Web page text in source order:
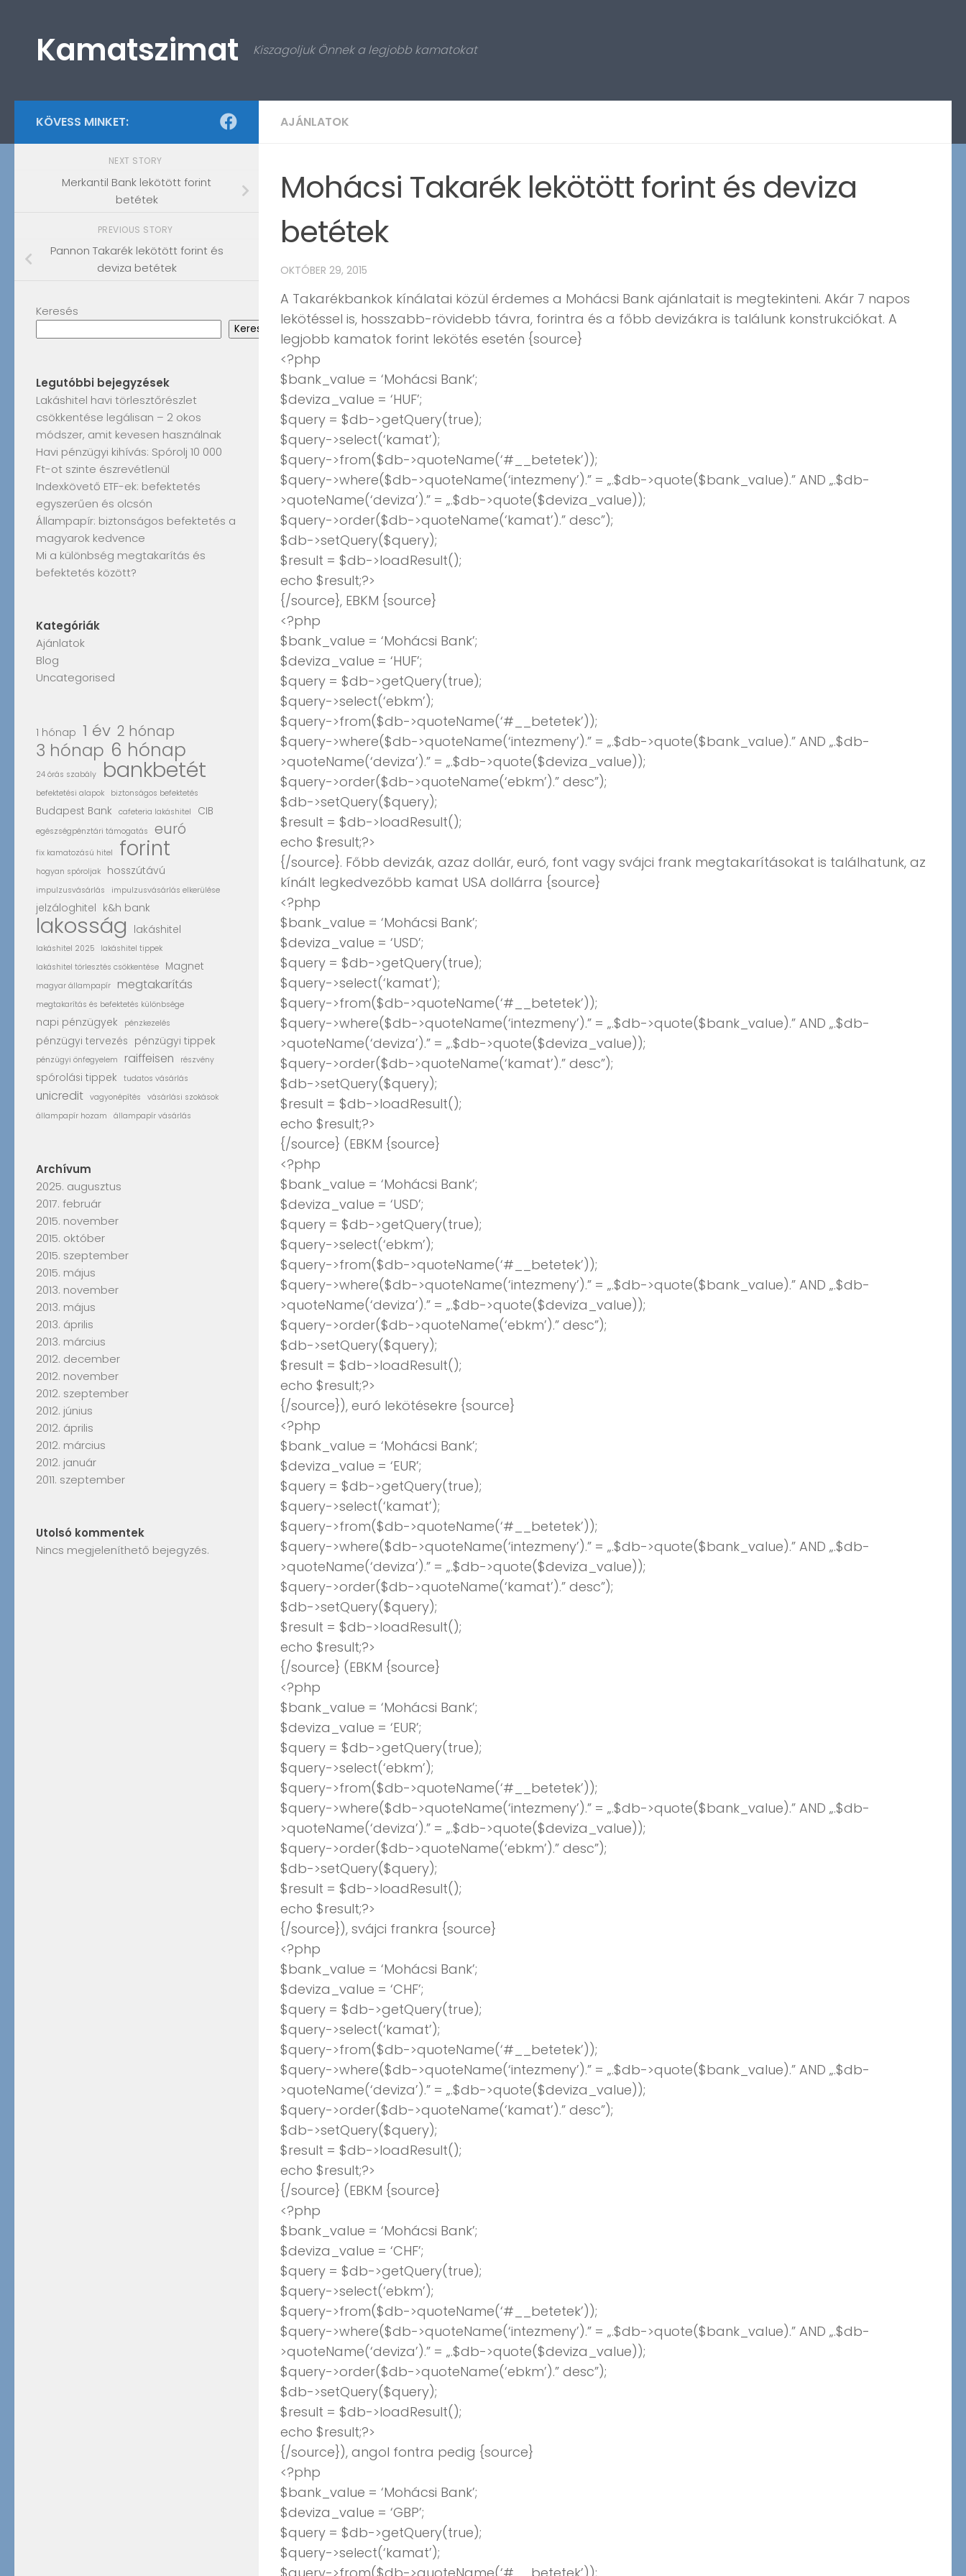
Kamatszimat Kiszagoljuk Önnek a legjobb kamatokat
AJÁNLATOK
Mohácsi Takarék lekötött forint és deviza
betétek
OKTÓBER 29, 2015
A Takarékbankok kínálatai közül érdemes a Mohácsi Bank ajánlatait is megtekinteni. Akár 7 napos
lekötéssel is, hosszabb-rövidebb távra, forintra és a főbb devizákra is találunk konstrukciókat. A
legjobb kamatok forint lekötés esetén {source}
<?php
$bank_value = ‘Mohácsi Bank’;
$deviza_value = ‘HUF’;
$query = $db->getQuery(true);
$query->select(‘kamat’);
$query->from($db->quoteName(‘#__betetek’));
$query->where($db->quoteName(‘intezmeny’).” = „.$db->quote($bank_value).” AND „.$db-
>quoteName(‘deviza’).” = „.$db->quote($deviza_value));
$query->order($db->quoteName(‘kamat’).” desc”);
$db->setQuery($query);
$result = $db->loadResult();
echo $result;?>
{/source}, EBKM {source}
<?php
$bank_value = ‘Mohácsi Bank’;
$deviza_value = ‘HUF’;
$query = $db->getQuery(true);
$query->select(‘ebkm’);
$query->from($db->quoteName(‘#__betetek’));
$query->where($db->quoteName(‘intezmeny’).” = „.$db->quote($bank_value).” AND „.$db-
>quoteName(‘deviza’).” = „.$db->quote($deviza_value));
$query->order($db->quoteName(‘ebkm’).” desc”);
$db->setQuery($query);
$result = $db->loadResult();
echo $result;?>
{/source}. Főbb devizák, azaz dollár, euró, font vagy svájci frank megtakarításokat is találhatunk, az
kínált legkedvezőbb kamat USA dollárra {source}
<?php
$bank_value = ‘Mohácsi Bank’;
$deviza_value = ‘USD’;
$query = $db->getQuery(true);
$query->select(‘kamat’);
$query->from($db->quoteName(‘#__betetek’));
$query->where($db->quoteName(‘intezmeny’).” = „.$db->quote($bank_value).” AND „.$db-
>quoteName(‘deviza’).” = „.$db->quote($deviza_value));
$query->order($db->quoteName(‘kamat’).” desc”);
$db->setQuery($query);
$result = $db->loadResult();
echo $result;?>
{/source} (EBKM {source}
<?php
$bank_value = ‘Mohácsi Bank’;
$deviza_value = ‘USD’;
$query = $db->getQuery(true);
$query->select(‘ebkm’);
$query->from($db->quoteName(‘#__betetek’));
$query->where($db->quoteName(‘intezmeny’).” = „.$db->quote($bank_value).” AND „.$db-
>quoteName(‘deviza’).” = „.$db->quote($deviza_value));
$query->order($db->quoteName(‘ebkm’).” desc”);
$db->setQuery($query);
$result = $db->loadResult();
echo $result;?>
{/source}), euró lekötésekre {source}
<?php
$bank_value = ‘Mohácsi Bank’;
$deviza_value = ‘EUR’;
$query = $db->getQuery(true);
$query->select(‘kamat’);
$query->from($db->quoteName(‘#__betetek’));
$query->where($db->quoteName(‘intezmeny’).” = „.$db->quote($bank_value).” AND „.$db-
>quoteName(‘deviza’).” = „.$db->quote($deviza_value));
$query->order($db->quoteName(‘kamat’).” desc”);
$db->setQuery($query);
$result = $db->loadResult();
echo $result;?>
{/source} (EBKM {source}
<?php
$bank_value = ‘Mohácsi Bank’;
$deviza_value = ‘EUR’;
$query = $db->getQuery(true);
$query->select(‘ebkm’);
$query->from($db->quoteName(‘#__betetek’));
$query->where($db->quoteName(‘intezmeny’).” = „.$db->quote($bank_value).” AND „.$db-
>quoteName(‘deviza’).” = „.$db->quote($deviza_value));
$query->order($db->quoteName(‘ebkm’).” desc”);
$db->setQuery($query);
$result = $db->loadResult();
echo $result;?>
{/source}), svájci frankra {source}
<?php
$bank_value = ‘Mohácsi Bank’;
$deviza_value = ‘CHF’;
$query = $db->getQuery(true);
$query->select(‘kamat’);
$query->from($db->quoteName(‘#__betetek’));
$query->where($db->quoteName(‘intezmeny’).” = „.$db->quote($bank_value).” AND „.$db-
>quoteName(‘deviza’).” = „.$db->quote($deviza_value));
$query->order($db->quoteName(‘kamat’).” desc”);
$db->setQuery($query);
$result = $db->loadResult();
echo $result;?>
{/source} (EBKM {source}
<?php
$bank_value = ‘Mohácsi Bank’;
$deviza_value = ‘CHF’;
$query = $db->getQuery(true);
$query->select(‘ebkm’);
$query->from($db->quoteName(‘#__betetek’));
$query->where($db->quoteName(‘intezmeny’).” = „.$db->quote($bank_value).” AND „.$db-
>quoteName(‘deviza’).” = „.$db->quote($deviza_value));
$query->order($db->quoteName(‘ebkm’).” desc”);
$db->setQuery($query);
$result = $db->loadResult();
echo $result;?>
{/source}), angol fontra pedig {source}
<?php
$bank_value = ‘Mohácsi Bank’;
$deviza_value = ‘GBP’;
$query = $db->getQuery(true);
$query->select(‘kamat’);
KÖVESS MINKET:
NEXT STORY
Merkantil Bank lekötött forint
betétek
PREVIOUS STORY
Pannon Takarék lekötött forint és
deviza betétek
Keresés
Keresés
Legutóbbi bejegyzések
Lakáshitel havi törlesztőrészlet
csökkentése legálisan – 2 okos
módszer, amit kevesen használnak
Havi pénzügyi kihívás: Spórolj 10 000
Ft-ot szinte észrevétlenül
Indexkövető ETF-ek: befektetés
egyszerűen és olcsón
Állampapír: biztonságos befektetés a
magyarok kedvence
Mi a különbség megtakarítás és
befektetés között?
Kategóriák
Ajánlatok
Blog
Uncategorised
1 hónap 1 év 2 hónap
3 hónap 6 hónap
24 órás szabály bankbetét
befektetési alapok biztonságos befektetés
Budapest Bank cafeteria lakáshitel CIB
egészségpénztári támogatás euró
fix kamatozású hitel forint
hogyan spóroljak hosszútávú
impulzusvásárlás impulzusvásárlás elkerülése
jelzáloghitel k&h bank
lakosság lakáshitel
lakáshitel 2025
lakáshitel tippek
lakáshitel törlesztés csökkentése
Magnet
magyar állampapír megtakarítás
megtakarítás és befektetés különbsége
napi pénzügyek pénzkezelés
pénzügyi tervezés pénzügyi tippek
pénzügyi önfegyelem raiffeisen részvény
spórolási tippek tudatos vásárlás
unicredit vagyonépítés
vásárlási szokások
állampapír hozam
állampapír vásárlás
Archívum
2025. augusztus
2017. február
2015. november
2015. október
2015. szeptember
2015. május
2013. november
2013. május
2013. április
2013. március
2012. december
2012. november
2012. szeptember
2012. június
2012. április
2012. március
2012. január
2011. szeptember
Utolsó kommentek
Nincs megjeleníthető bejegyzés.